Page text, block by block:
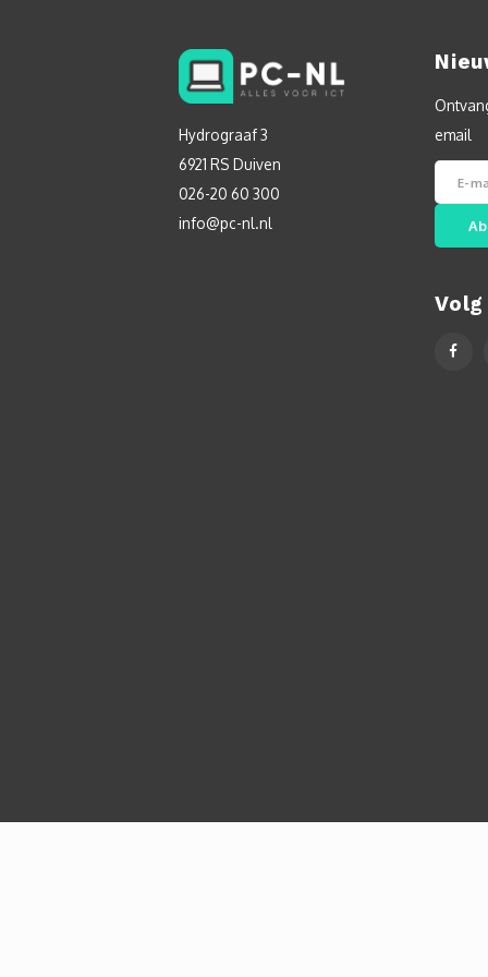
Hydrograaf 3
6921 RS Duiven
026-20 60 300
info@pc-nl.nl
email